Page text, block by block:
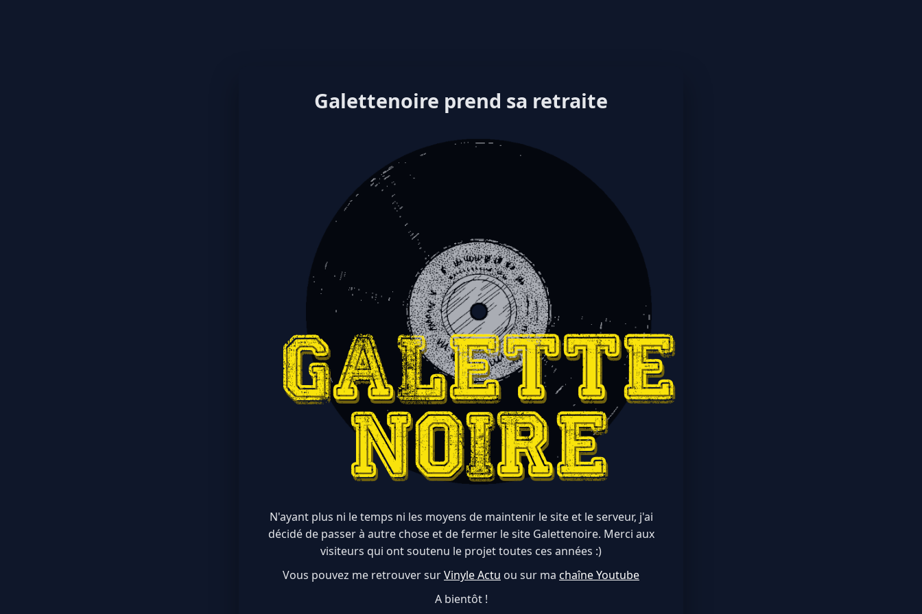
Galettenoire prend sa retraite
N'ayant plus ni le temps ni les moyens de maintenir le site et le serveur, j'ai
décidé de passer à autre chose et de fermer le site Galettenoire. Merci aux
visiteurs qui ont soutenu le projet toutes ces années :)
Vous pouvez me retrouver surVinyle Actu ou sur ma chaîne Youtube
A bientôt !